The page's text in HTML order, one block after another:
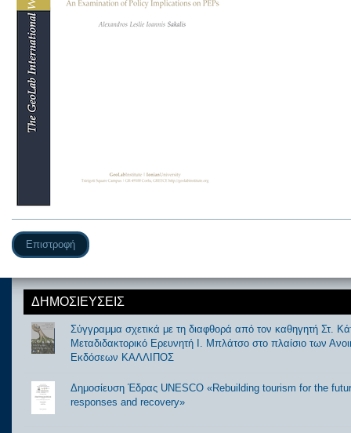
Επιστροφή
ΔΗΜΟΣΙΕΥΣΕΙΣ
Σύγγραμμα σχετικά με τη διαφθορά από τον καθηγητή Στ.
Μεταδιδακτορικό Ερευνητή Ι. Μπλάτσο στο πλαίσιο των
Εκδόσεων ΚΑΛΛΙΠΟΣ
Δημοσίευση Έδρας UNESCO «Rebuilding tourism for the
responses and recovery»